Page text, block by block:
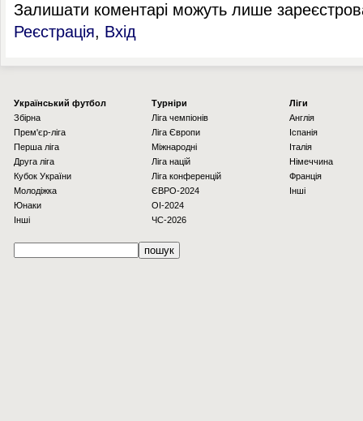
Залишати коментарі можуть лише
Реєстрація, Вхід
Українcький футбол
Збірна
Прем'єр-ліга
Перша ліга
Друга ліга
Кубок України
Молодіжка
Юнаки
Інші
Турніри
Ліга чемпіонів
Ліга Європи
Міжнародні
Ліга націй
Ліга конференцій
ЄВРО-2024
OI-2024
ЧС-2026
Ліги
Англія
Іспанія
Італія
Німеччина
Франція
Інші